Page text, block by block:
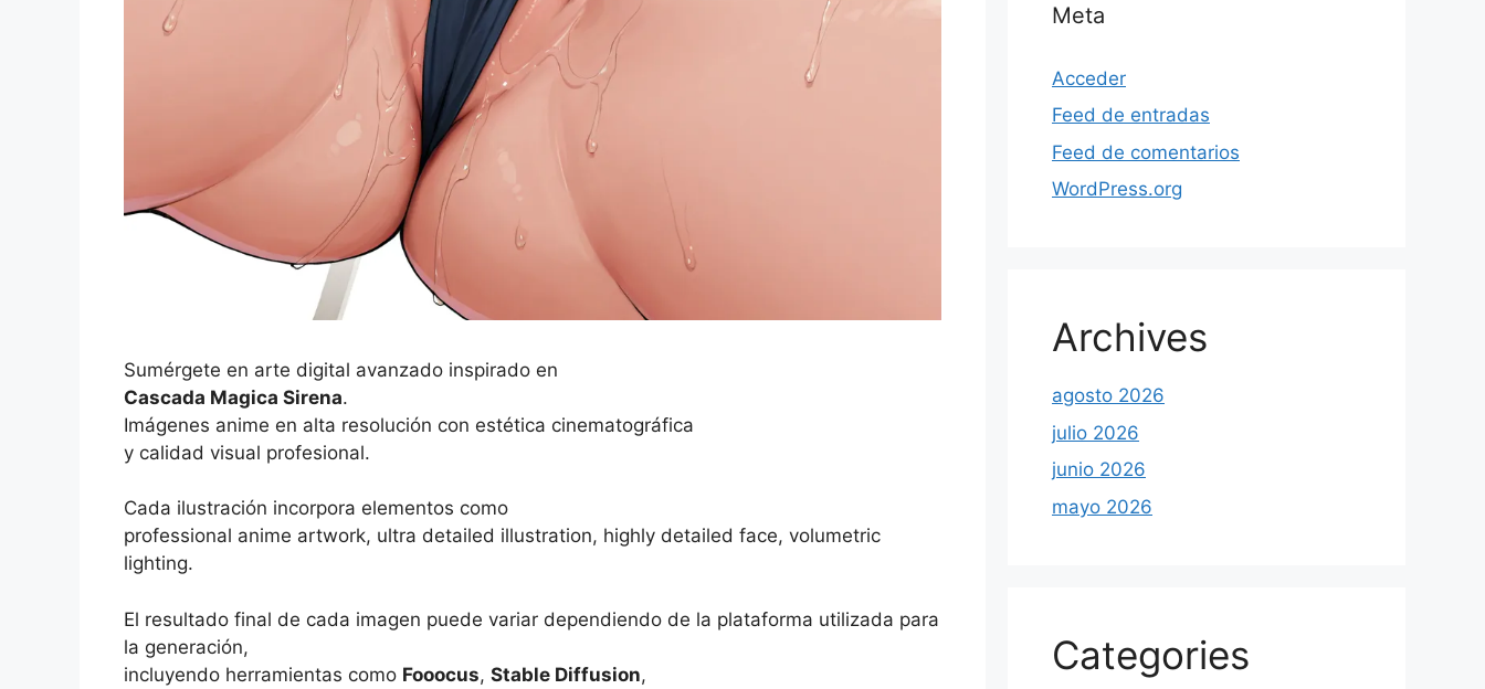
Sumérgete en arte digital avanzado inspirado en
Cascada Magica Sirena.
Imágenes anime en alta resolución con estética cinematográfica
y calidad visual profesional.
Cada ilustración incorpora elementos como
professional anime artwork, ultra detailed illustration, highly detailed face, volumetric
lighting.
El resultado final de cada imagen puede variar dependiendo de la plataforma utilizada para
la generación,
incluyendo herramientas como Fooocus, Stable Diffusion,
Meta
Acceder
Feed de entradas
Feed de comentarios
WordPress.org
Archives
agosto 2026
julio 2026
junio 2026
mayo 2026
Categories